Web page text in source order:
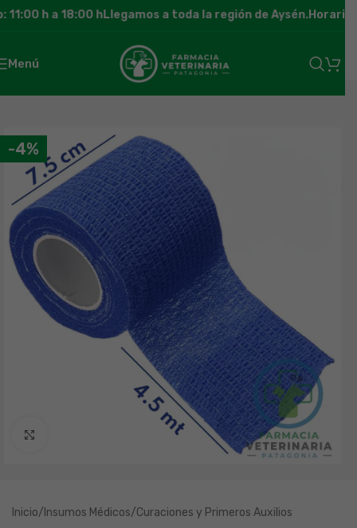
h a 18:00 h Llegamos a toda la región de Aysén.Horario
Menú
-4%
Inicio/ Insumos Médicos/Curaciones y Primeros Auxilios